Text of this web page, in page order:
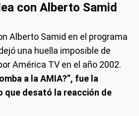
con Alberto Samid
Alberto Samid en el programa
una huella imposible de
América TV en el año 2002.
a la AMIA?”, fue la
que desató la reacción de